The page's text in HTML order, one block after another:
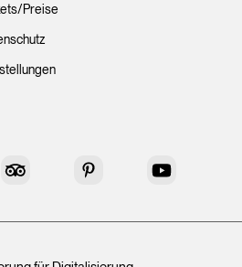
Preise
Tripadvisor Pinterest YouTube